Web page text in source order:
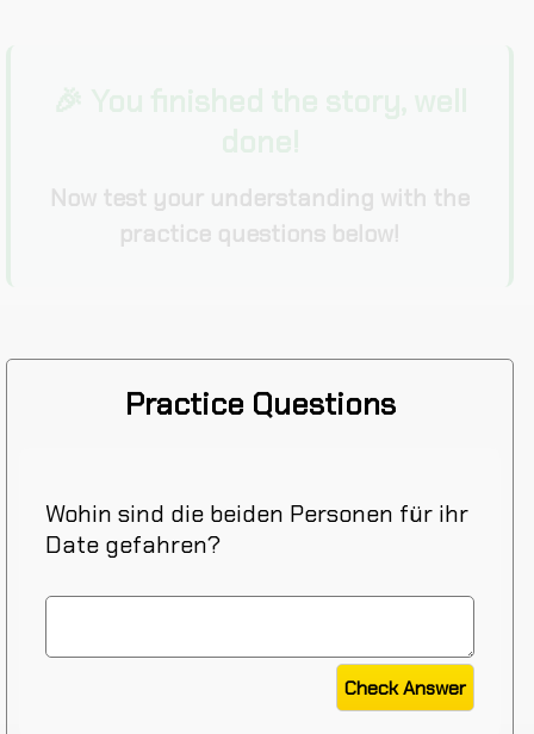
Now test your understanding with the
practice questions below!
Practice Questions
Wohin sind die beiden Personen für ihr
Date gefahren?